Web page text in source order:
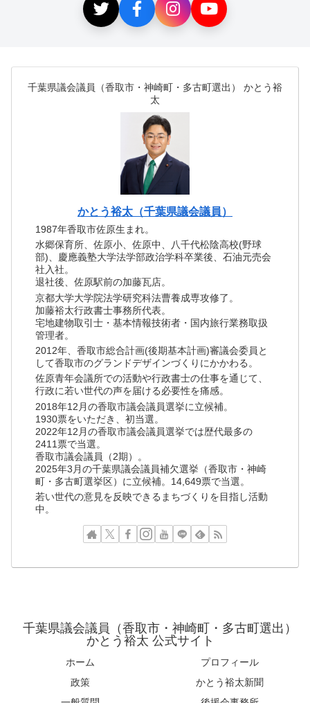
千葉県議会議員（香取市・神崎町・多古町選出） かとう裕
太
かとう裕太（千葉県議会議員）
1987年香取市佐原生まれ。
水郷保育所、佐原小、佐原中、八千代松陰高校(野球
部)、慶應義塾大学法学部政治学科卒業後、石油元売会
社入社。
退社後、佐原駅前の加藤瓦店。
京都大学大学院法学研究科法曹養成専攻修了。
加藤裕太行政書士事務所代表。
宅地建物取引士・基本情報技術者・国内旅行業務取扱
管理者。
2012年、香取市総合計画(後期基本計画)審議会委員と
して香取市のグランドデザインづくりにかかわる。
佐原青年会議所での活動や行政書士の仕事を通じて、
行政に若い世代の声を届ける必要性を痛感。
2018年12月の香取市議会議員選挙に立候補。
1930票をいただき、初当選。
2022年12月の香取市議会議員選挙では歴代最多の
2411票で当選。
香取市議会議員（2期）。
2025年3月の千葉県議会議員補欠選挙（香取市・神崎
町・多古町選挙区）に立候補。14,649票で当選。
若い世代の意見を反映できるまちづくりを目指し活動
中。
千葉県議会議員（香取市・神崎町・多古町選出）
かとう裕太 公式サイト
ホーム
プロフィール
政策
かとう裕太新聞